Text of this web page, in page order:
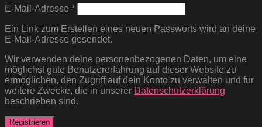
E-Mail-Adresse *
Ein Link zum Erstellen eines neuen Passworts wird an deine
E-Mail-Adresse gesendet.
Wir verwenden deine personenbezogenen Daten, um eine
möglichst gute Benutzererfahrung auf dieser Website zu
ermöglichen, den Zugriff auf dein Konto zu verwalten und für
weitere Zwecke, die in unserer Datenschutzerklärung
beschrieben sind.
Registrieren